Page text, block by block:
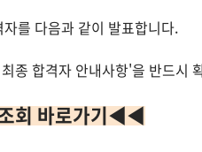
자를 다음과 같이 발표합니다.
종 합격자 안내사항'을 반드시
회 바로가기◀◀